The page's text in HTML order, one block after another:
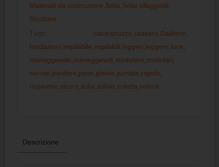
Materiali da costruzione Solai Solai alleggetiti
Strutture
calcestruzzo cassero Daliform
fondazioni impilabile impilabili leggeri leggero luce
maneggevole maneggevoli modulare modulari
nervati perdere peso platee portata rapido
risparmio sicuro solai solaio soletta veloce
Descrizione